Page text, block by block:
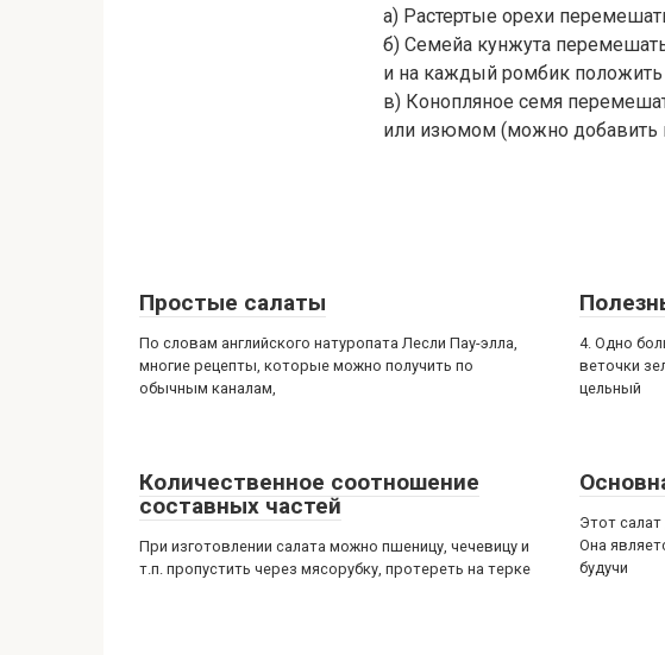
а) Растертые орехи
б) Семейа кунжута
и на каждый ромбик
в) Конопляное семя
или изюмом (можно добавить
Простые салаты
По словам английского натуропата Лесли Пау-элла,
многие рецепты, которые можно получить по
обычным каналам,
4. Одно
веточки
цельный
Количественное соотношение
составных частей
При изготовлении салата можно пшеницу, чечевицу и
т.п. пропустить через мясорубку, протереть на терке
Этот
Она
будучи